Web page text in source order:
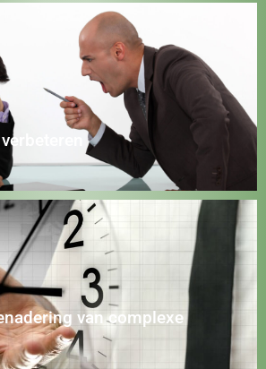
van complexe